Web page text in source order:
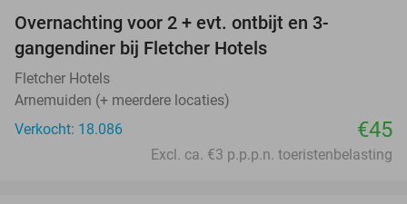
Overnachting voor 2 + evt. ontbijt en 3-
gangendiner bij Fletcher Hotels
Fletcher Hotels
Arnemuiden (+ meerdere locaties)
Verkocht: 18.086
€45
Excl. ca. €3 p.p.p.n. toeristenbelasting